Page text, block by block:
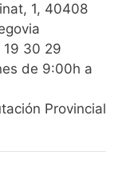
1, 40408
19 30 29
de 9:00h a
Provincial